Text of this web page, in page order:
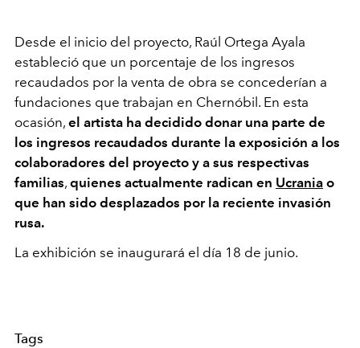
Desde el inicio del proyecto, Raúl Ortega Ayala
estableció que un porcentaje de los ingresos
recaudados por la venta de obra se concederían a
fundaciones que trabajan en Chernóbil. En esta
ocasión, el artista ha decidido donar una parte de
los ingresos recaudados durante la exposición a los
colaboradores del proyecto y a sus respectivas
familias, quienes actualmente radican en Ucrania o
que han sido desplazados por la reciente invasión
rusa.
La exhibición se inaugurará el día 18 de junio.
Tags